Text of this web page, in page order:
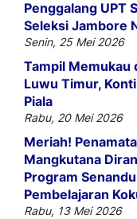
Penggalang UPT
Seleksi Jambore
Senin, 25 Mei 2026
Tampil Memukau
Luwu Timur,
Piala
Rabu, 20 Mei 2026
Meriah!
Mangkutana
Program
Pembelajaran
Rabu, 13 Mei 2026